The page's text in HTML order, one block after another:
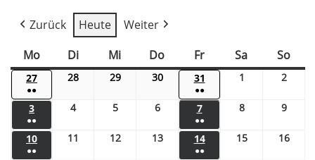
Zurück Heute
Weiter
Mo
Di Mi Do Fr Sa So
27
●●
28 29 30 31
●●
1 2
3
●●
4 5 6 7
●●
8 9
10
●●
11 12 13 14
●●
15 16